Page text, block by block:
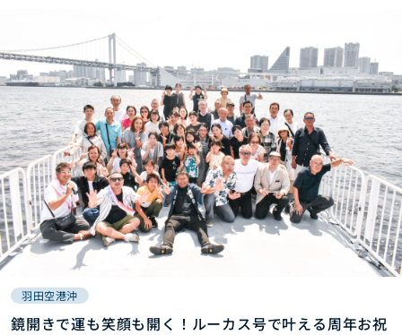
羽田空港沖
鏡開きで運も笑顔も開く！ルーカス号で叶える周年お祝